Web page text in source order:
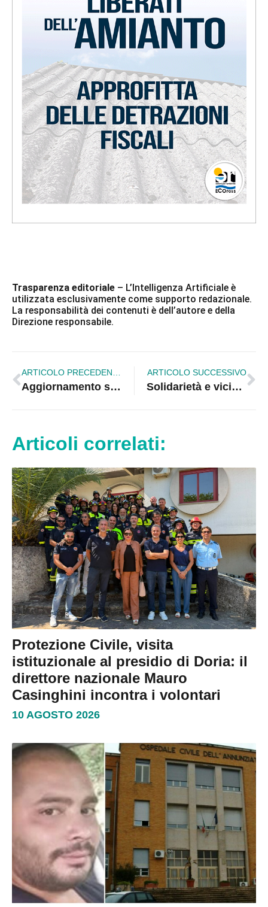
Trasparenza editoriale – L’Intelligenza Artificiale è
utilizzata esclusivamente come supporto redazionale.
La responsabilità dei contenuti è dell’autore e della
Direzione responsabile.
ARTICOLO PRECEDENTE
Aggiornamento scippo nel centro storico di Corigliano: due giovani a volto scoperto agiscono con estrema spregiudicatezza
ARTICOLO SUCCESSIVO
Solidarietà e vicinanza ai pazienti: donati tavoli serviletto al reparto di Oncologia del “Guido Compagna” |VIDEO
Articoli correlati:
Protezione Civile, visita
istituzionale al presidio di Doria: il
direttore nazionale Mauro
Casinghini incontra i volontari
10 AGOSTO 2026